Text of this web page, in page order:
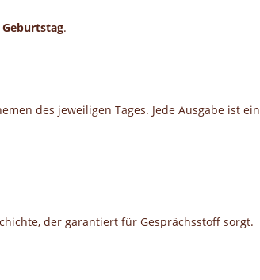
Geburtstag.
des jeweiligen Tages. Jede Ausgabe ist ein
der garantiert für Gesprächsstoff sorgt.